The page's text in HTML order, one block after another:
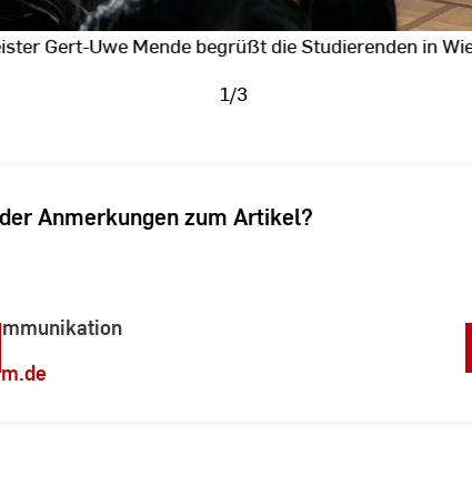
Gert-Uwe Mende begrüßt die Studierenden in
1/3
Anmerkungen zum Artikel?